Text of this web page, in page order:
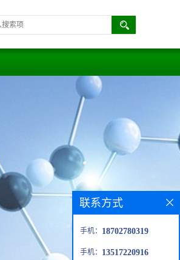
联系方式
手机： 18702780319
手机： 13517220916